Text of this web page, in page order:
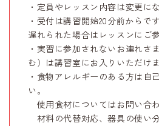
・定員やレッスン内容は変更に
・受付は講習開始20分前からで
遅れられた場合はレッスンにご
・実習に参加されないお連れさ
む）は講習室にお入りいただけま
・食物アレルギーのある方は自
い。
使用食材についてはお問い合
材料の代替対応、器具の使い